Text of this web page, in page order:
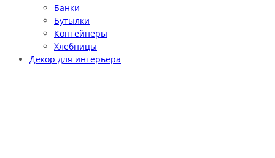
Банки
Бутылки
Контейнеры
Хлебницы
Декор для интерьера